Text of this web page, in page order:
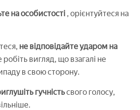
на особистості , орієнтуйтеся на
не відповідайте ударом на
вигляд, що взагалі не
в свою сторону.
гучністьсвого голосу,